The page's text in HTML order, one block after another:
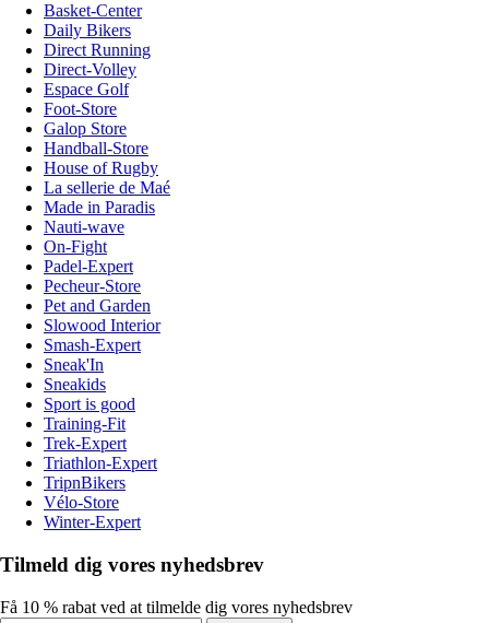
Basket-Center
Daily Bikers
Direct Running
Direct-Volley
Espace Golf
Foot-Store
Galop Store
Handball-Store
House of Rugby
La sellerie de Maé
Made in Paradis
Nauti-wave
On-Fight
Padel-Expert
Pecheur-Store
Pet and Garden
Slowood Interior
Smash-Expert
Sneak'In
Sneakids
Sport is good
Training-Fit
Trek-Expert
Triathlon-Expert
TripnBikers
Vélo-Store
Winter-Expert
Tilmeld dig vores nyhedsbrev
Få 10 % rabat ved at tilmelde dig vores nyhedsbrev